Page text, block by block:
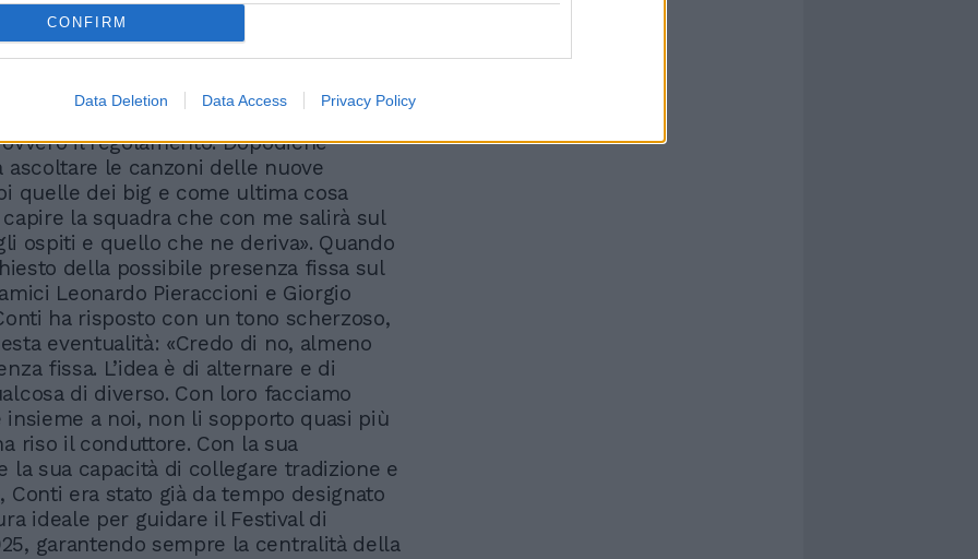
CONFIRM
Data Deletion Data Access Privacy Policy
ha svelato i principali passi del suo
«Adesso c’è la cosa più
il regolamento. Dopodiché
ascoltare le canzoni delle nuove
quelle dei big e come ultima cosa
la squadra che con me salirà sul
ospiti e quello che ne deriva». Quando
della possibile presenza fissa sul
Leonardo Pieraccioni e Giorgio
ha risposto con un tono scherzoso,
eventualità: «Credo di no, almeno
fissa. L’idea è di alternare e di
di diverso. Con loro facciamo
a noi, non li sopporto quasi più
riso il conduttore. Con la sua
la sua capacità di collegare tradizione e
Conti era stato già da tempo designato
ideale per guidare il Festival di
garantendo sempre la centralità della